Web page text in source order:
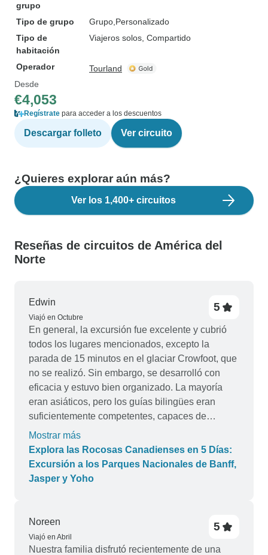
grupo
Tipo de grupo Grupo Personalizado
Tipo de
habitación
Viajeros solos, Compartido
Operador
Tourland
Desde
€4,053
Regístrate para acceder a los descuentos
Descargar folleto Ver circuito
¿Quieres explorar aún más?
Ver los 1,400+ circuitos
Reseñas de circuitos de América del
Norte
Edwin
Viajó en Octubre
5
En general, la excursión fue excelente y cubrió
todos los lugares mencionados, excepto la
parada de 15 minutos en el glaciar Crowfoot, que
no se realizó. Sin embargo, se desarrolló con
eficacia y estuvo bien organizado. La mayoría
eran asiáticos, pero los guías bilingües eran
suficientemente competentes, capaces de
gestionar bien los distintos grupos que se unían
para llenar el autobús turístico cada día. Las
propinas, de 15 CAD al día, se pueden pagar por
adelantado al hacer la reserva. El hotel era
paquete de excursiones opcionales 4 en 1, que
incluye la góndola, el crucero por el lago Maligne,
etc., es muy recomendable.
Mostrar más
Explora las Rocosas Canadienses en 5 Días:
Excursión a los Parques Nacionales de Banff,
Jasper y Yoho
Noreen
Viajó en Abril
5
Nuestra familia disfrutó recientemente de una